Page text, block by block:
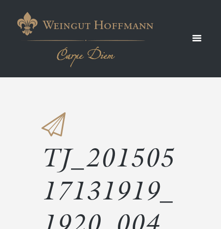
_1920
_004
TJ_201505
17131919_